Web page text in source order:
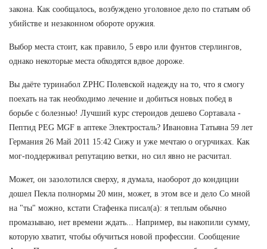
закона. Как сообщалось, возбуждено уголовное дело по статьям об
убийстве и незаконном обороте оружия.
Выбор места стоит, как правило, 5 евро или фунтов стерлингов,
однако некоторые места обходятся вдвое дороже.
Вы даёте туринабол ZPHC Полевской надежду на то, что я смогу
поехать на так необходимо лечение и добиться новых побед в
борьбе с болезнью! Лучший курс стероидов дешево Сортавала -
Пептид PEG MGF в аптеке Электросталь? Ивановна Татьяна 59 лет
Германия 26 Май 2011 15:42 Сижу и уже мечтаю о огурчиках. Как
мог-поддерживал репутацию ветки, но сил явно не расчитал.
Может, он зазолотился сверху, я думала, наоборот до кондиции
дошел Пекла полнормы 20 мин, может, в этом все и дело Со мной
на "ты" можно, кстати Стафенка писал(а): я теплым обычно
промазываю, нет времени ждать... Например, вы накопили сумму,
которую хватит, чтобы обучиться новой профессии. Сообщение